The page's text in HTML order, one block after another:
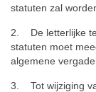
statuten zal
2. De letterlijke
statuten moet
algemene
3. Tot wijziging